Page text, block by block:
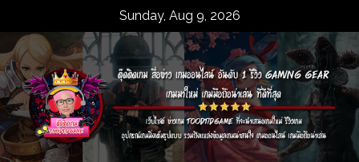
content
Sunday, Aug 9, 2026